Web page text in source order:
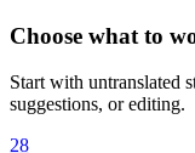
Choose what to
Start with untranslated
suggestions, or editing.
28